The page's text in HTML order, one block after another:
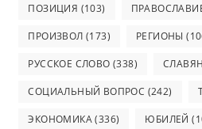
ПОЗИЦИЯ (103)
ПРОИЗВОЛ (173) РЕГИОНЫ
РУССКОЕ СЛОВО (338)
СОЦИАЛЬНЫЙ ВОПРОС (242)
ЭКОНОМИКА(336) ЮБИЛЕЙ